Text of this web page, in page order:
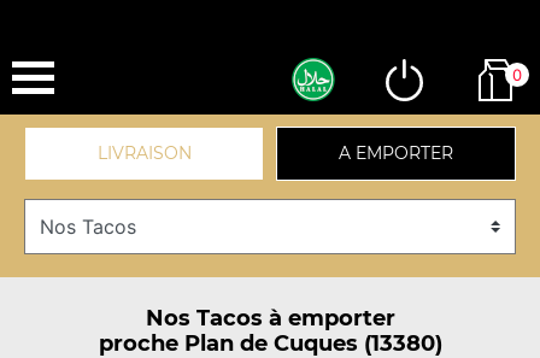
0
LIVRAISON A EMPORTER
Nos Tacos à emporter
proche Plan de Cuques (13380)